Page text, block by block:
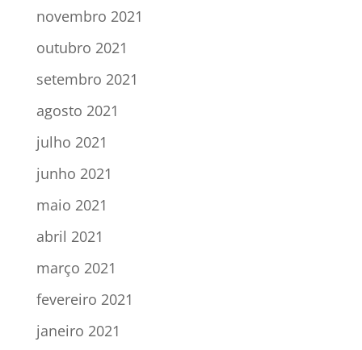
novembro 2021
outubro 2021
setembro 2021
agosto 2021
julho 2021
junho 2021
maio 2021
abril 2021
março 2021
fevereiro 2021
janeiro 2021